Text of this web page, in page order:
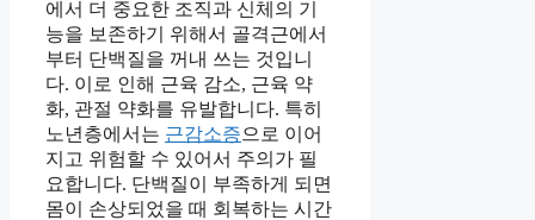
에서 더 중요한 조직과 신체의 기
능을 보존하기 위해서 골격근에서
부터 단백질을 꺼내 쓰는 것입니
다. 이로 인해 근육 감소, 근육 약
화, 관절 약화를 유발합니다. 특히
노년층에서는 근감소증으로 이어
지고 위험할 수 있어서 주의가 필
요합니다. 단백질이 부족하게 되면
몸이 손상되었을 때 회복하는 시간